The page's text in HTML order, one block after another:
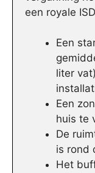
een royale
Een
liter
Een
huis te
De
is rond
Het